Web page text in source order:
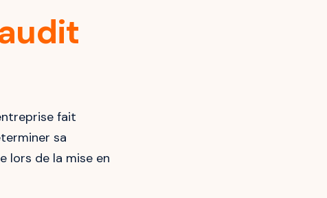
fait
sa
lors de la mise en